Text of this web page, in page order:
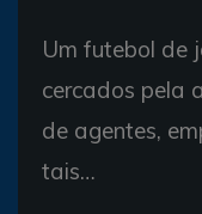
Um futebol de
cercados pela
de agentes,
tais…